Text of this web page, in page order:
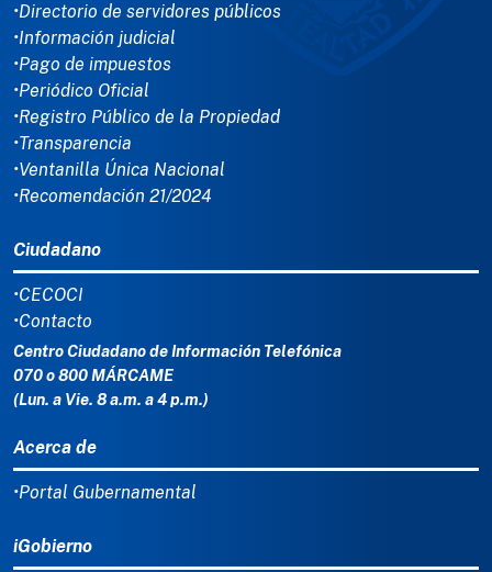
•Directorio de servidores públicos
•Información judicial
•Pago de impuestos
•Periódico Oficial
•Registro Público de la Propiedad
•Transparencia
•Ventanilla Única Nacional
•Recomendación 21/2024
Ciudadano
•CECOCI
•Contacto
Centro Ciudadano de Información Telefónica
070 o 800 MÁRCAME
(Lun. a Vie. 8 a.m. a 4 p.m.)
Acerca de
•Portal Gubernamental
iGobierno